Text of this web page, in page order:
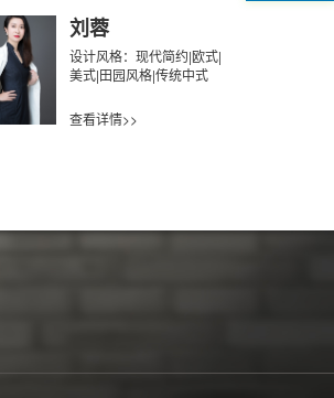
刘蓉
设计风格：现代简约|欧式|
美式|田园风格|传统中式
查看详情>>